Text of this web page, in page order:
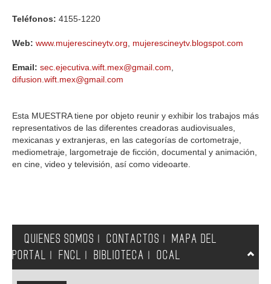
Teléfonos: 4155-1220
Web: www.mujerescineytv.org mujerescineytv.blogspot.com
Email: sec.ejecutiva.wift.mex@gmail.com
difusion.wift.mex@gmail.com
Esta MUESTRA tiene por objeto reunir y exhibir los trabajos más
representativos de las diferentes creadoras audiovisuales,
mexicanas y extranjeras, en las categorías de cortometraje,
mediometraje, largometraje de ficción, documental y animación,
en cine, video y televisión, así como videoarte.
QUIENES SOMOS CONTACTOS
MAPA DEL
PORTAL
FNCL BIBLIOTECA OCAL